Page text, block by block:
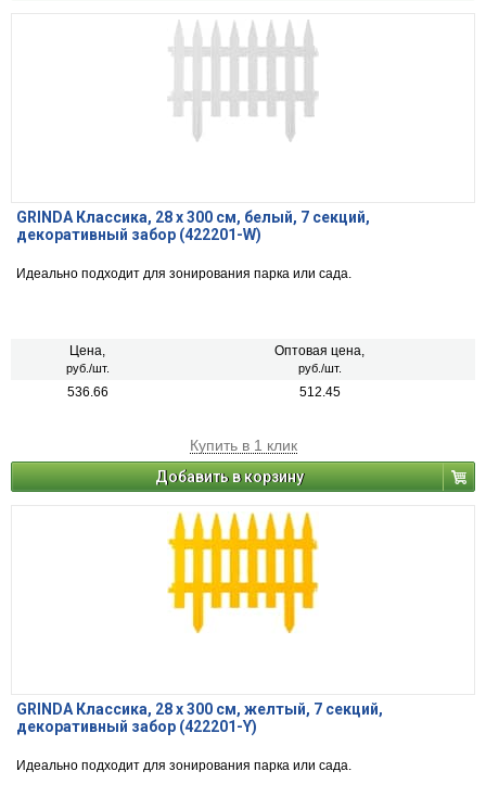
GRINDA Классика, 28 х 300 см, белый, 7 секций,
декоративный забор (422201-W)
Идеально подходит для зонирования парка или сада.
Цена,
руб./шт.
Оптовая цена,
руб./шт.
536.66 512.45
Купить в 1 клик
Добавить в корзину
GRINDA Классика, 28 х 300 см, желтый, 7 секций,
декоративный забор (422201-Y)
Идеально подходит для зонирования парка или сада.